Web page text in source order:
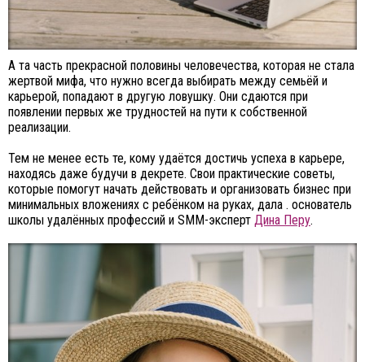
А та часть прекрасной половины человечества, которая не стала
жертвой мифа, что нужно всегда выбирать между семьёй и
карьерой, попадают в другую ловушку. Они сдаются при
появлении первых же трудностей на пути к собственной
реализации.
Тем не менее есть те, кому удаётся достичь успеха в карьере,
находясь даже будучи в декрете. Свои практические советы,
которые помогут начать действовать и организовать бизнес при
минимальных вложениях с ребёнком на руках, дала . основатель
школы удалённых профессий и SMM-эксперт Дина Перу.